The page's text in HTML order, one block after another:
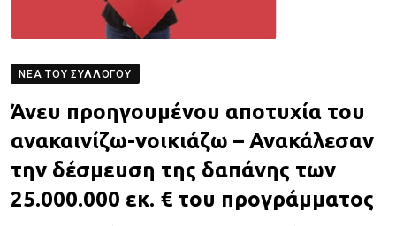
ΝΈΑ ΤΟΥ ΣΥΛΛΌΓΟΥ
Άνευ προηγουμένου αποτυχία του
ανακαινίζω-νοικιάζω – Ανακάλεσαν
την δέσμευση της δαπάνης των
25.000.000 εκ. € του προγράμματος